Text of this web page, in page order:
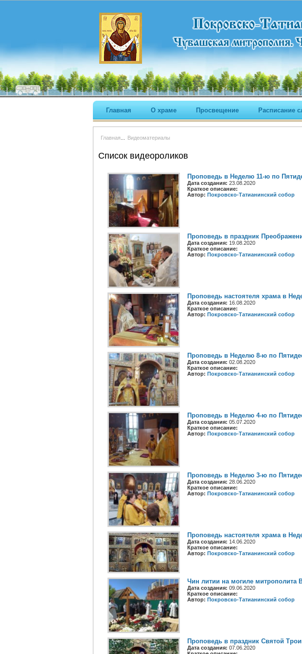
Главная О храме Просвещение Расписание
Главная... Видеоматериалы
Список видеороликов
Проповедь в Неделю 11-ю по
Дата создания: 23.08.2020
Краткое описание:
Автор: Покровско-Татианинский собор
Проповедь в праздник
Дата создания: 19.08.2020
Краткое описание:
Автор: Покровско-Татианинский собор
Проповедь настоятеля храма в
Дата создания: 16.08.2020
Краткое описание:
Автор: Покровско-Татианинский собор
Проповедь в Неделю 8-ю по
Дата создания: 02.08.2020
Краткое описание:
Автор: Покровско-Татианинский собор
Проповедь в Неделю 4-ю по
Дата создания: 05.07.2020
Краткое описание:
Автор: Покровско-Татианинский собор
Проповедь в Неделю 3-ю по
Дата создания: 28.06.2020
Краткое описание:
Автор: Покровско-Татианинский собор
Проповедь настоятеля храма в
Дата создания: 14.06.2020
Краткое описание:
Автор: Покровско-Татианинский собор
Чин литии на могиле митрополита
Дата создания: 09.06.2020
Краткое описание:
Автор: Покровско-Татианинский собор
Проповедь в праздник Святой
Дата создания: 07.06.2020